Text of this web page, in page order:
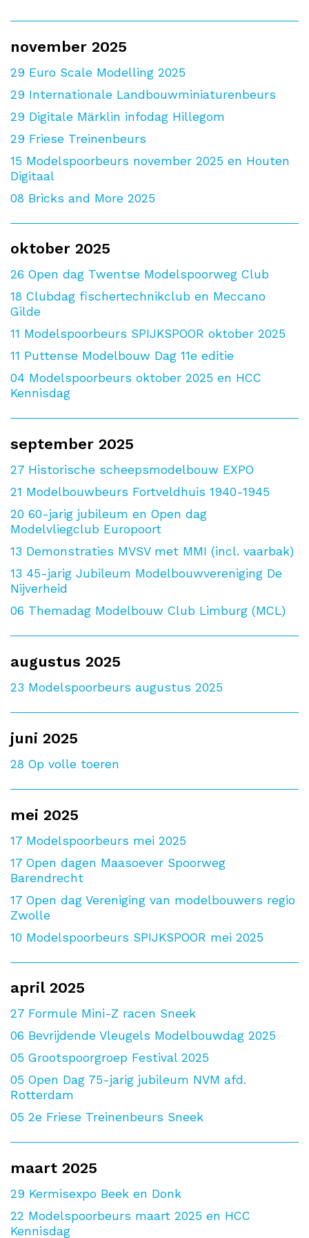
november 2025
29 Euro Scale Modelling 2025
29 Internationale Landbouwminiaturenbeurs
29 Digitale Märklin infodag Hillegom
29 Friese Treinenbeurs
15 Modelspoorbeurs november 2025 en Houten
Digitaal
08 Bricks and More 2025
oktober 2025
26 Open dag Twentse Modelspoorweg Club
18 Clubdag fischertechnikclub en Meccano
Gilde
11 Modelspoorbeurs SPIJKSPOOR oktober 2025
11 Puttense Modelbouw Dag 11e editie
04 Modelspoorbeurs oktober 2025 en HCC
Kennisdag
september 2025
27 Historische scheepsmodelbouw EXPO
21 Modelbouwbeurs Fortveldhuis 1940-1945
20 60-jarig jubileum en Open dag
Modelvliegclub Europoort
13 Demonstraties MVSV met MMI (incl. vaarbak)
13 45-jarig Jubileum Modelbouwvereniging De
Nijverheid
06 Themadag Modelbouw Club Limburg (MCL)
augustus 2025
23 Modelspoorbeurs augustus 2025
juni 2025
28 Op volle toeren
mei 2025
17 Modelspoorbeurs mei 2025
17 Open dagen Maasoever Spoorweg
Barendrecht
17 Open dag Vereniging van modelbouwers regio
Zwolle
10 Modelspoorbeurs SPIJKSPOOR mei 2025
april 2025
27 Formule Mini-Z racen Sneek
06 Bevrijdende Vleugels Modelbouwdag 2025
05 Grootspoorgroep Festival 2025
05 Open Dag 75-jarig jubileum NVM afd.
Rotterdam
05 2e Friese Treinenbeurs Sneek
maart 2025
29 Kermisexpo Beek en Donk
22 Modelspoorbeurs maart 2025 en HCC
Kennisdag